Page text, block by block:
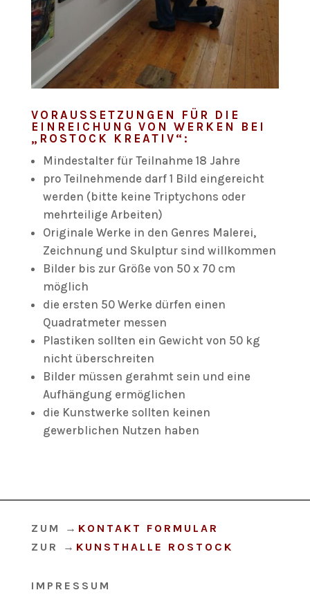
VORAUSSETZUNGEN FÜR DIE
EINREICHUNG VON WERKEN BEI
„ROSTOCK KREATIV“:
Mindestalter für Teilnahme 18 Jahre
pro Teilnehmende darf 1 Bild eingereicht
werden (bitte keine Triptychons oder
mehrteilige Arbeiten)
Originale Werke in den Genres Malerei,
Zeichnung und Skulptur sind willkommen
Bilder bis zur Größe von 50 x 70 cm
möglich
die ersten 50 Werke dürfen einen
Quadratmeter messen
Plastiken sollten ein Gewicht von 50 kg
nicht überschreiten
Bilder müssen gerahmt sein und eine
Aufhängung ermöglichen
die Kunstwerke sollten keinen
gewerblichen Nutzen haben
ZUM → KONTAKT FORMULAR
ZUR
→ KUNSTHALLE ROSTOCK
IMPRESSUM